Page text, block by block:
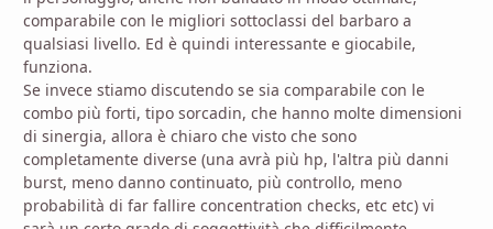
comparabile con le migliori sottoclassi del barbaro a
qualsiasi livello. Ed è quindi interessante e giocabile,
funziona.
Se invece stiamo discutendo se sia comparabile con le
combo più forti, tipo sorcadin, che hanno molte dimensioni
di sinergia, allora è chiaro che visto che sono
completamente diverse (una avrà più hp, l'altra più danni
burst, meno danno continuato, più controllo, meno
probabilità di far fallire concentration checks, etc etc) vi